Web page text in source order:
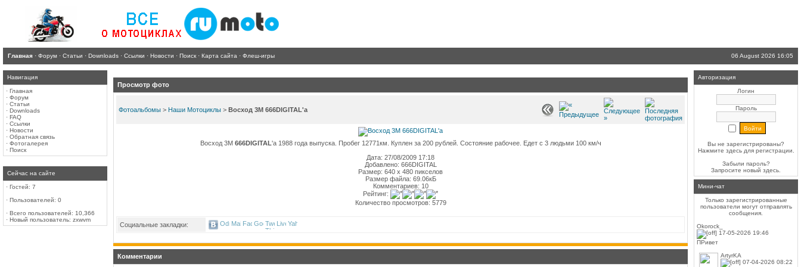
Главная · Форум · Статьи · Downloads · Ссылки · Новости · Поиск · Карта сайта · Флеш-игры 06 August 2026 16:05
Навигация
· Главная
· Форум
· Статьи
· Downloads
· FAQ
· Ссылки
· Новости
· Обратная связь
· Фотогалерея
· Поиск
Сейчас на сайте
· Гостей: 7
· Пользователей: 0
· Всего пользователей: 10,366
· Новый пользователь: zxwvm
Просмотр фото
Фотоальбомы > Наши Мотоциклы > Восход 3М 666DIGITAL'a
Восход 3М 666DIGITAL'a 1988 года выпуска. Пробег 12771км. Куплен за 200 рублей. Состояние рабочее. Едет с 3 людьми 100 км/ч
Дата: 27/08/2009 17:18
Добавлено: 666DIGITAL
Размер: 640 x 480 пикселов
Размер файла: 69.06кБ
Комментариев: 10
Рейтинг:
Количество просмотров: 5779
Социальные закладки:
Комментарии
Авторизация
Логин
Пароль
Вы не зарегистрированы?
Нажмите здесьдля регистрации.
Забыли пароль?
Запросите новый здесь.
Мини-чат
Только зарегистрированные
пользователи могут отправлять
сообщения.
Okorock_
17-05-2026 19:46
ПРивет
ArtyrKA
07-04-2026 08:22